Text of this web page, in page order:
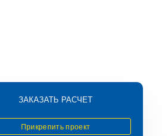
ЗАКАЗАТЬ РАСЧЕТ
Прикрепить проект